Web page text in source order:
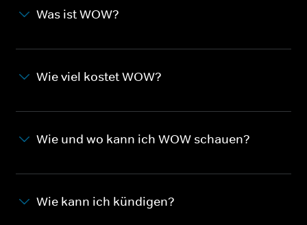
Was ist WOW?
Wie viel kostet WOW?
Wie und wo kann ich WOW schauen?
Wie kann ich kündigen?